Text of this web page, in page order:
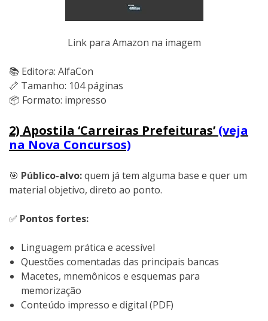
Link para Amazon na imagem
📚 Editora: AlfaCon
📏 Tamanho: 104 páginas
📦 Formato: impresso
2) Apostila ‘Carreiras Prefeituras’ (veja
na Nova Concursos)
🎯 Público-alvo:quem já tem alguma base e quer um
material objetivo, direto ao ponto.
✅ Pontos fortes:
Linguagem prática e acessível
Questões comentadas das principais bancas
Macetes, mnemônicos e esquemas para
memorização
Conteúdo impresso e digital (PDF)